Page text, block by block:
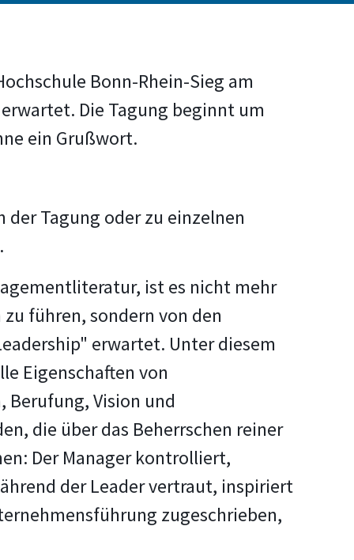
Bonn-Rhein-Sieg am
Die Tagung beginnt um
ein Grußwort.
der Tagung oder zu einzelnen
ist es nicht mehr
führen, sondern von den
erwartet. Unter diesem
Eigenschaften von
Berufung, Vision und
die über das Beherrschen reiner
Der Manager kontrolliert,
der Leader vertraut, inspiriert
zugeschrieben,